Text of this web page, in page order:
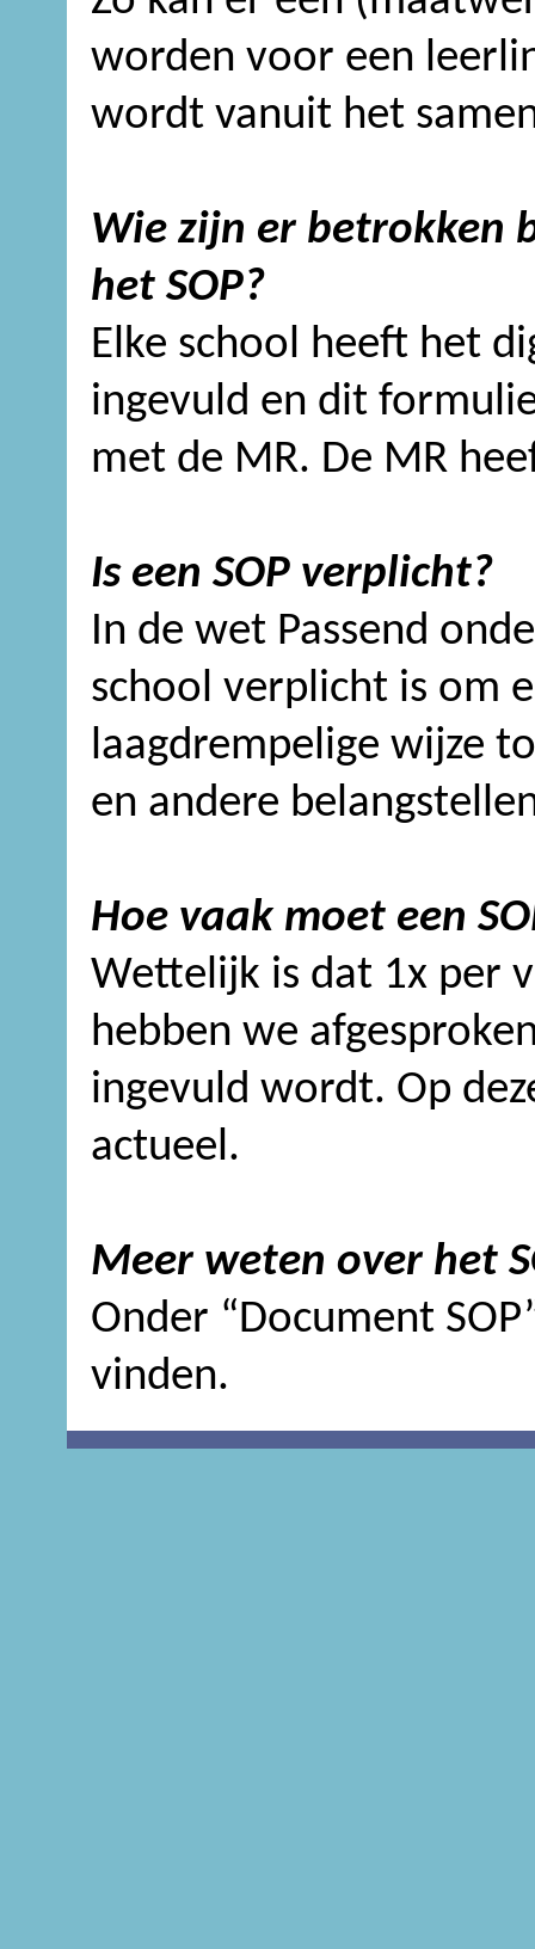
worden voor een
wordt vanuit het
Wie zijn er betrokken
het SOP?
Elke school heeft het
ingevuld en dit
met de MR. De MR
Is een SOP verplicht?
In de wet Passend
school verplicht is om
laagdrempelige wijze
en andere
Hoe vaak moet een
Wettelijk is dat 1x per
hebben we
ingevuld wordt. Op
actueel.
Meer weten over het
Onder “Document
vinden.